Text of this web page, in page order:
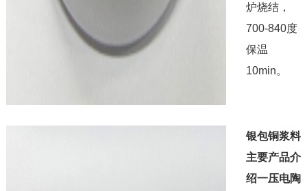
炉烧结，
700-840度
保温
10min。
银包铜浆料
主要产品介
绍一压电陶